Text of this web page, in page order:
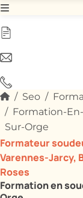
Seo
Formation-
Sur-Orge
Formation en
Formateur
Varennes-Jarcy,
Roses